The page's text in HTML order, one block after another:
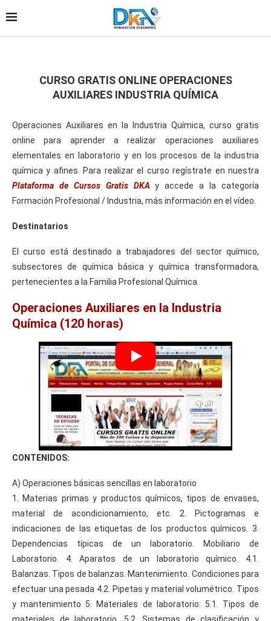
CURSO GRATIS ONLINE OPERACIONES
AUXILIARES INDUSTRIA QUÍMICA
Operaciones Auxiliares en la Industria Química, curso gratis
online para aprender a realizar operaciones auxiliares
elementales en laboratorio y en los procesos de la industria
química y afines. Para realizar el curso regístrate en nuestra
Plataforma de Cursos Gratis DKAy accede a la categoría
Formación Profesional / Industria, más información en el vídeo.
Destinatarios
El curso está destinado a trabajadores del sector químico,
subsectores de química básica y química transformadora,
pertenecientes a la Familia Profesional Química.
Operaciones Auxiliares en la Industria
Química (120 horas)
CONTENIDOS:
A) Operaciones básicas sencillas en laboratorio
1. Materias primas y productos químicos, tipos de envases,
material de acondicionamiento, etc. 2. Pictogramas e
indicaciones de las etiquetas de los productos químicos. 3.
Dependencias típicas de un laboratorio. Mobiliario de
Laboratorio. 4. Aparatos de un laboratorio químico. 4.1.
Balanzas. Tipos de balanzas. Mantenimiento. Condiciones para
efectuar una pesada 4.2. Pipetas y material volumétrico. Tipos
y mantenimiento 5. Materiales de laboratorio: 5.1. Tipos de